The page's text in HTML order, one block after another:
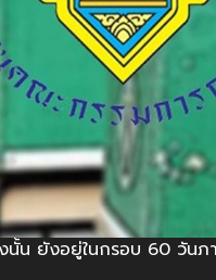
นั้น ยังอยู่ในกรอบ 60 วัน